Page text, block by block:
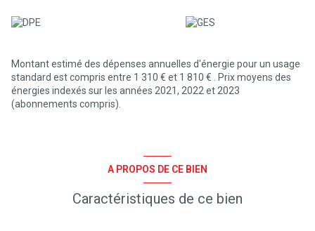
piste cyclable à 2/3 km en toute sécurité
Montant estimé des dépenses annuelles d'énergie pour un usage
standard est compris entre 1 310 € et 1 810 € . Prix moyens des
énergies indexés sur les années 2021, 2022 et 2023
(abonnements compris).
A PROPOS DE CE BIEN
Caractéristiques de ce bien